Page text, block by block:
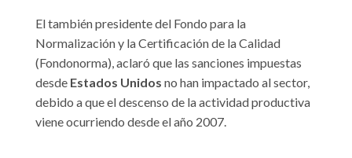
El también presidente del Fondo para la
Normalización y la Certificación de la Calidad
(Fondonorma), aclaró que las sanciones impuestas
desde Estados Unidos no han impactado al sector,
debido a que el descenso de la actividad productiva
viene ocurriendo desde el año 2007.